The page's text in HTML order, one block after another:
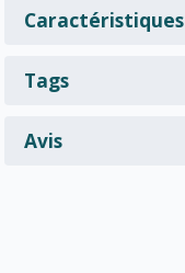
Caractéristiques
Tags
Avis